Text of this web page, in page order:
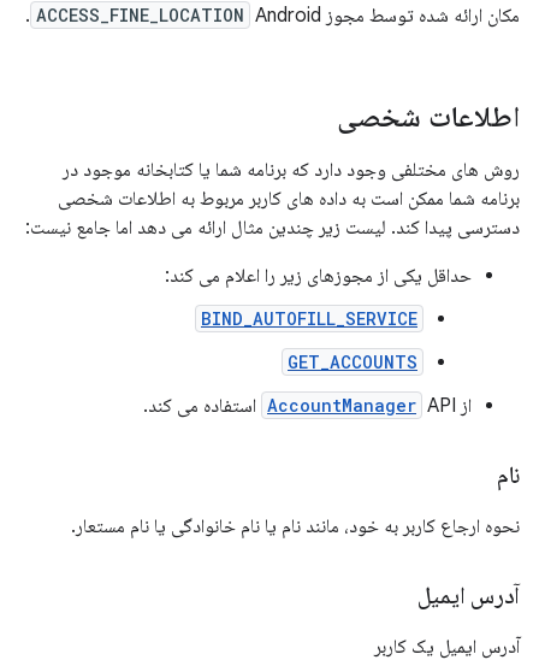
مکان ارائه شده توسط مجوز
ACCESS_FINE_LOCATION Android.
اطلاعات شخصی
روش های مختلفی وجود دارد که برنامه شما یا کتابخانه موجود در
برنامه شما ممکن است به داده های کاربر مربوط به اطلاعات شخصی
دسترسی پیدا کند. لیست زیر چندین مثال ارائه می دهد اما جامع نیست:
حداقل یکی از مجوزهای زیر را اعلام می کند:
BIND_AUTOFILL_SERVICE
GET_ACCOUNTS
از AccountManager API استفاده می کند.
نام
نحوه ارجاع کاربر به خود، مانند نام یا نام خانوادگی یا نام مستعار.
آدرس ایمیل
آدرس ایمیل یک کاربر